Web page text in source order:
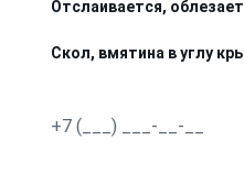
Отслаивается,
Скол, вмятина в углу